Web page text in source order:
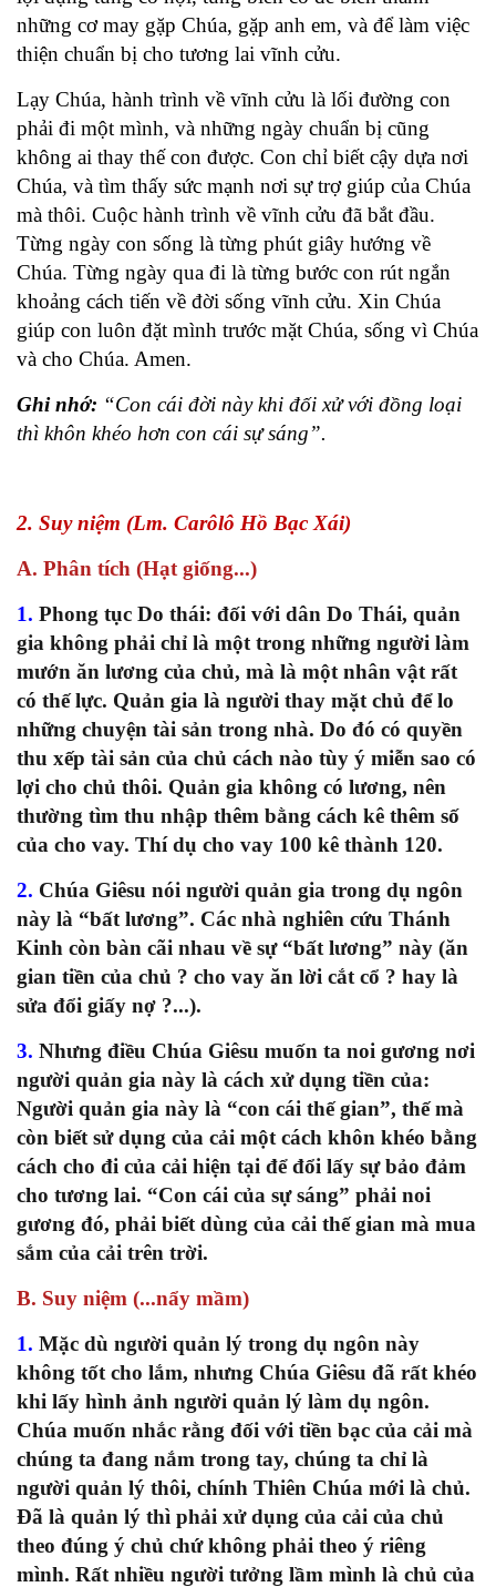
những cơ may gặp Chúa, gặp anh em, và để làm việc
thiện chuẩn bị cho tương lai vĩnh cửu.
Lạy Chúa, hành trình về vĩnh cửu là lối đường con
phải đi một mình, và những ngày chuẩn bị cũng
không ai thay thế con được. Con chỉ biết cậy dựa nơi
Chúa, và tìm thấy sức mạnh nơi sự trợ giúp của Chúa
mà thôi. Cuộc hành trình về vĩnh cửu đã bắt đầu.
Từng ngày con sống là từng phút giây hướng về
Chúa. Từng ngày qua đi là từng bước con rút ngắn
khoảng cách tiến về đời sống vĩnh cửu. Xin Chúa
giúp con luôn đặt mình trước mặt Chúa, sống vì Chúa
và cho Chúa. Amen.
Ghi nhớ: “Con cái đời này khi đối xử với đồng loại
thì khôn khéo hơn con cái sự sáng”.
2. Suy niệm (Lm. Carôlô Hồ Bạc Xái)
A. Phân tích (Hạt giống...)
1. Phong tục Do thái: đối với dân Do Thái, quản
gia không phải chỉ là một trong những người làm
mướn ăn lương của chủ, mà là một nhân vật rất
có thế lực. Quản gia là người thay mặt chủ để lo
những chuyện tài sản trong nhà. Do đó có quyền
thu xếp tài sản của chủ cách nào tùy ý miễn sao có
lợi cho chủ thôi. Quản gia không có lương, nên
thường tìm thu nhập thêm bằng cách kê thêm số
của cho vay. Thí dụ cho vay 100 kê thành 120.
2. Chúa Giêsu nói người quản gia trong dụ ngôn
này là “bất lương”. Các nhà nghiên cứu Thánh
Kinh còn bàn cãi nhau về sự “bất lương” này (ăn
gian tiền của chủ ? cho vay ăn lời cắt cổ ? hay là
sửa đổi giấy nợ ?...).
3. Nhưng điều Chúa Giêsu muốn ta noi gương nơi
người quản gia này là cách xử dụng tiền của:
Người quản gia này là “con cái thế gian”, thế mà
còn biết sử dụng của cải một cách khôn khéo bằng
cách cho đi của cải hiện tại để đổi lấy sự bảo đảm
cho tương lai. “Con cái của sự sáng” phải noi
gương đó, phải biết dùng của cải thế gian mà mua
sắm của cải trên trời.
B. Suy niệm (...nẩy mầm)
1. Mặc dù người quản lý trong dụ ngôn này
không tốt cho lắm, nhưng Chúa Giêsu đã rất khéo
khi lấy hình ảnh người quản lý làm dụ ngôn.
Chúa muốn nhắc rằng đối với tiền bạc của cải mà
chúng ta đang nắm trong tay, chúng ta chỉ là
người quản lý thôi, chính Thiên Chúa mới là chủ.
Đã là quản lý thì phải xử dụng của cải của chủ
theo đúng ý chủ chứ không phải theo ý riêng
mình. Rất nhiều người tưởng lầm mình là chủ của